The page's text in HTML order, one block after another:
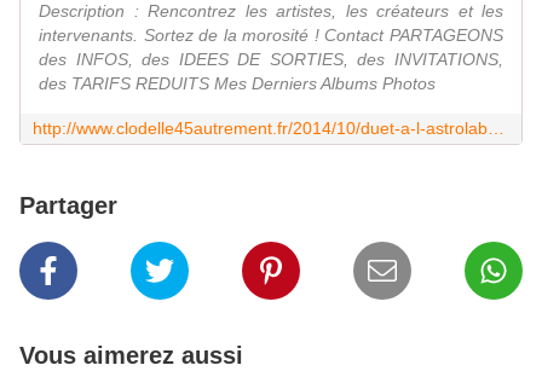
Description : Rencontrez les artistes, les créateurs et les
intervenants. Sortez de la morosité ! Contact PARTAGEONS
des INFOS, des IDEES DE SORTIES, des INVITATIONS,
des TARIFS REDUITS Mes Derniers Albums Photos
Partager
Vous aimerez aussi